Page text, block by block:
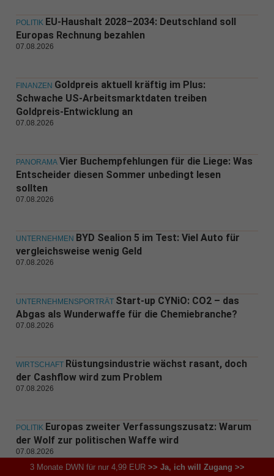
POLITIK EU-Haushalt 2028–2034: Deutschland soll
Europas Rechnung bezahlen
07.08.2026
FINANZEN Goldpreis aktuell kräftig im Plus:
Schwache US-Arbeitsmarktdaten treiben
Goldpreis-Entwicklung an
07.08.2026
PANORAMA Vier Buchempfehlungen für die Liege: Was
Entscheider diesen Sommer unbedingt lesen
sollten
07.08.2026
UNTERNEHMEN BYD Sealion 5 im Test: Viel Auto für
vergleichsweise wenig Geld
07.08.2026
UNTERNEHMENSPORTRÄT Start-up CYNiO: CO2 – das
Abgas als Wunderwaffe für die Chemiebranche?
07.08.2026
WIRTSCHAFT Rüstungsindustrie wächst rasant, doch
der Cashflow wird zum Problem
07.08.2026
POLITIK Europas zweiter Verfassungszusatz: Warum
der Wolf zur politischen Waffe wird
07.08.2026
3 Monate DWN für nur 4,99 EUR>> Ja, ich will Zugang >>